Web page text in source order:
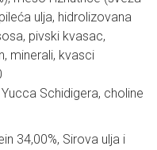
ulja, hidrolizovana
pivski kvasac,
minerali, kvasci
Schidigera, choline
34,00%, Sirova ulja i